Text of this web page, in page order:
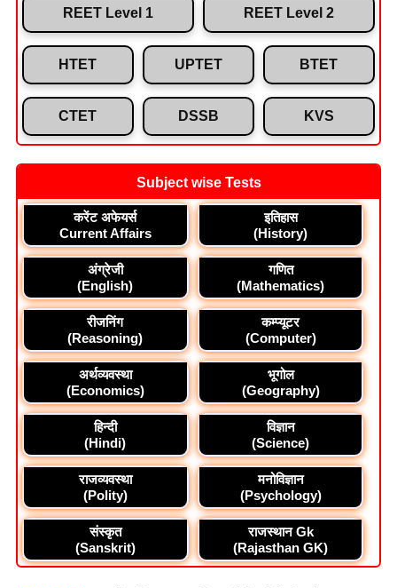
REET Level 1 REET Level 2
HTET UPTET BTET
CTET DSSB KVS
Subject wise Tests
करेंट अफेयर्स
Current Affairs
इतिहास
(History)
अंग्रेजी
(English)
गणित
(Mathematics)
रीजनिंग
(Reasoning)
कम्प्यूटर
(Computer)
अर्थव्यवस्था
(Economics)
भूगोल
(Geography)
हिन्दी
(Hindi)
विज्ञान
(Science)
राजव्यवस्था
(Polity)
मनोविज्ञान
(Psychology)
संस्कृत
(Sanskrit)
राजस्थान Gk
(Rajasthan GK)